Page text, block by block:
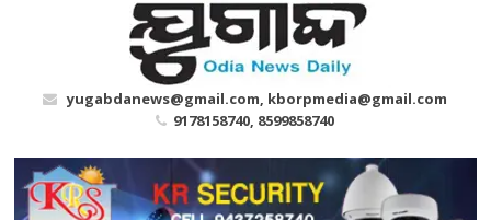
yugabdanews@gmail.com, kborpmedia@gmail.com
9178158740, 8599858740